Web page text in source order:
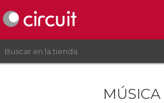
MÚSICA